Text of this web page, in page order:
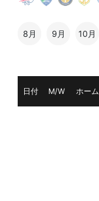
8月 9月 10月
日付 M/W ホーム